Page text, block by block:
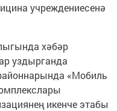
учреждениесенә
хәбәр
уздырганда
«Мобиль
икенче этабы